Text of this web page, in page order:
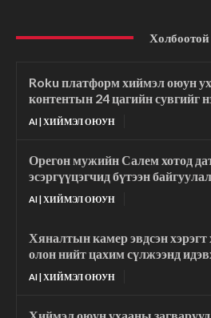
Холбоотой
Roku платформ хиймэл оюун
контентын 24 цагийн сувгийг
AI | ХИЙМЭЛ ОЮУН
Орегон мужийн Салем хотод
эсэргүүцэгчид бүтээн
AI | ХИЙМЭЛ ОЮУН
Хяналтын камер эвдсэн хэрэгт
олон нийт цахим сүлжээнд
AI | ХИЙМЭЛ ОЮУН